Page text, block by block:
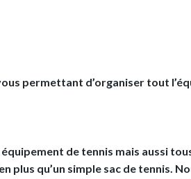
permettant d’organiser tout
de tennis mais aussi
qu’un simple sac de tennis.